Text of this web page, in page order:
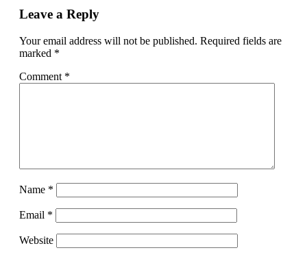
Leave a Reply
Your email address will not be published. Required fields are
marked *
Comment *
Name *
Email *
Website